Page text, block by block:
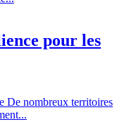
pour les
De nombreux territoires